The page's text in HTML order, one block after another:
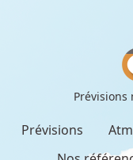
Prévisions
Prévisions